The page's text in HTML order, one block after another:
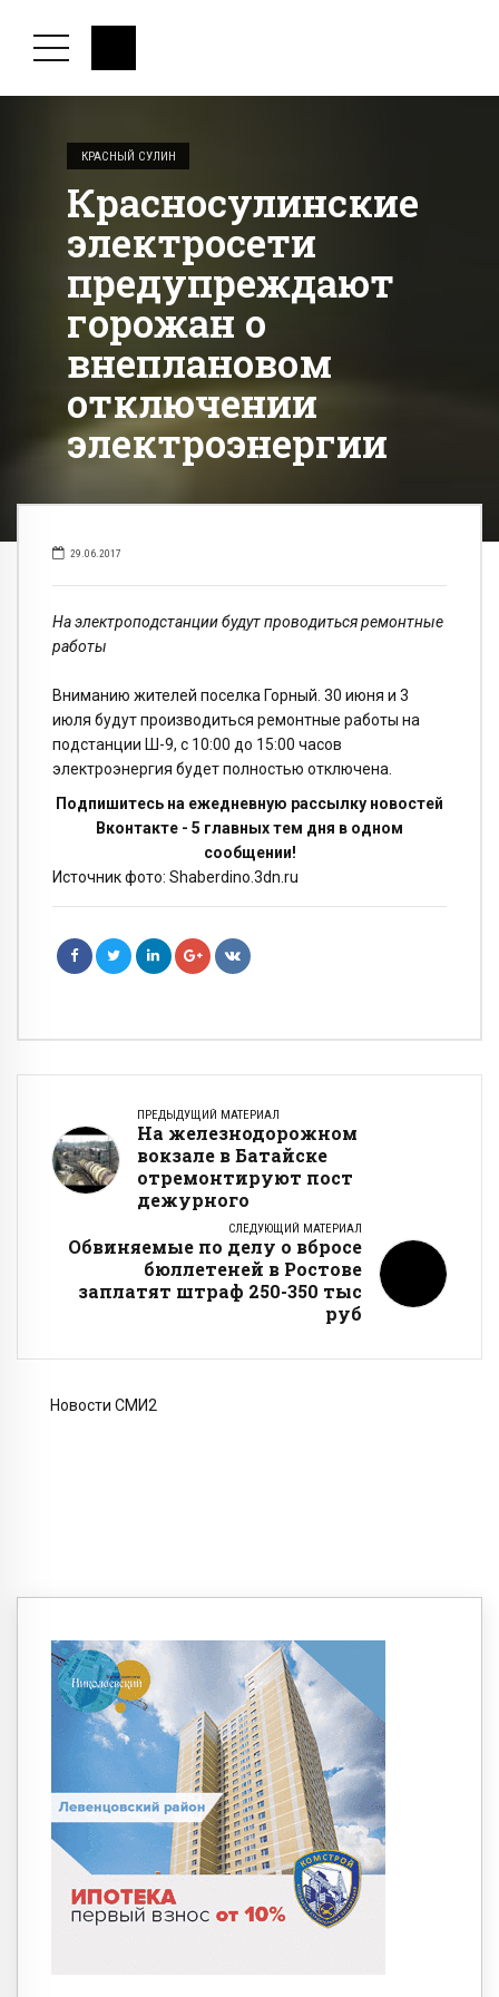
КРАСНЫЙ СУЛИН
Красносулинские
электросети
предупреждают
горожан о
внеплановом
отключении
электроэнергии
29.06.2017
На электроподстанции будут проводиться ремонтные
работы
Вниманию жителей поселка Горный. 30 июня и 3
июля будут производиться ремонтные работы на
подстанции Ш-9, с 10:00 до 15:00 часов
электроэнергия будет полностью отключена.
Подпишитесь на ежедневную рассылку новостей
Вконтакте - 5 главных тем дня в одном
сообщении!
Источник фото: Shaberdino.3dn.ru
ПРЕДЫДУЩИЙ МАТЕРИАЛ
На железнодорожном
вокзале в Батайске
отремонтируют пост
дежурного
СЛЕДУЮЩИЙ МАТЕРИАЛ
Обвиняемые по делу о вбросе
бюллетеней в Ростове
заплатят штраф 250-350 тыс
руб
Новости СМИ2